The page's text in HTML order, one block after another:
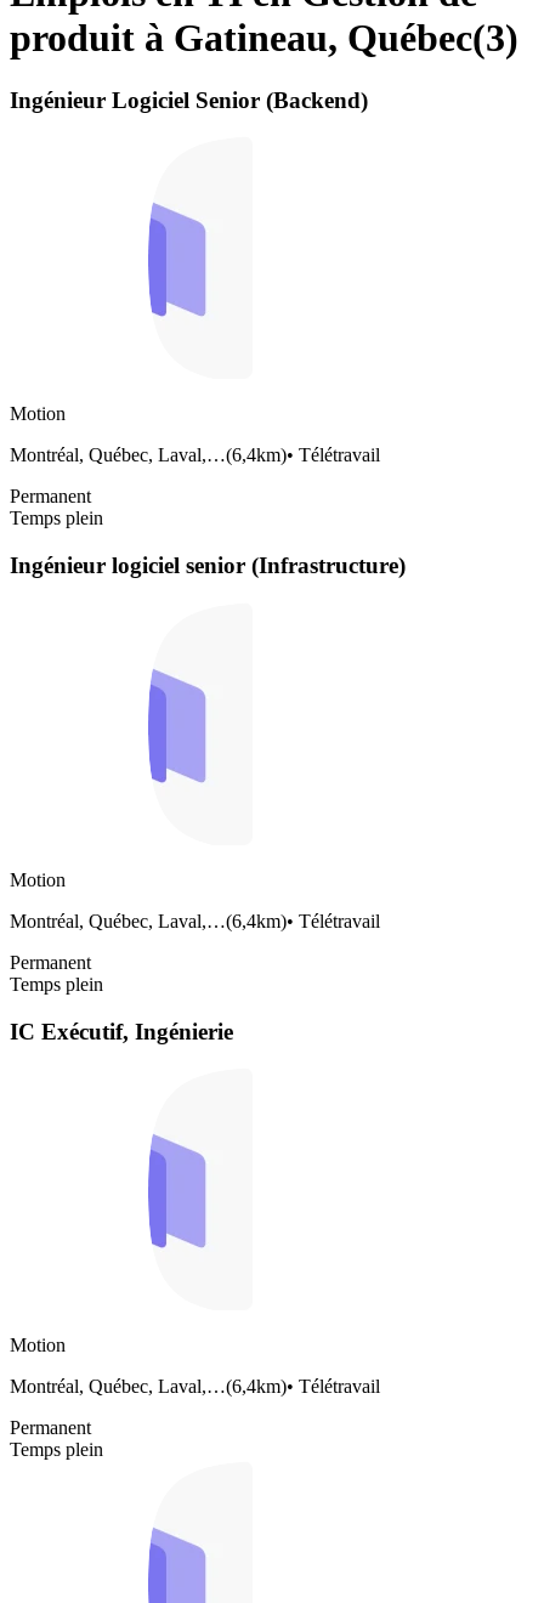
produit à Gatineau, Québec(3)
Ingénieur Logiciel Senior (Backend)
Motion
Montréal, Québec, Laval,…(6,4km)• Télétravail
Permanent
Temps plein
Ingénieur logiciel senior (Infrastructure)
Motion
Montréal, Québec, Laval,…(6,4km)• Télétravail
Permanent
Temps plein
IC Exécutif, Ingénierie
Motion
Montréal, Québec, Laval,…(6,4km)• Télétravail
Permanent
Temps plein